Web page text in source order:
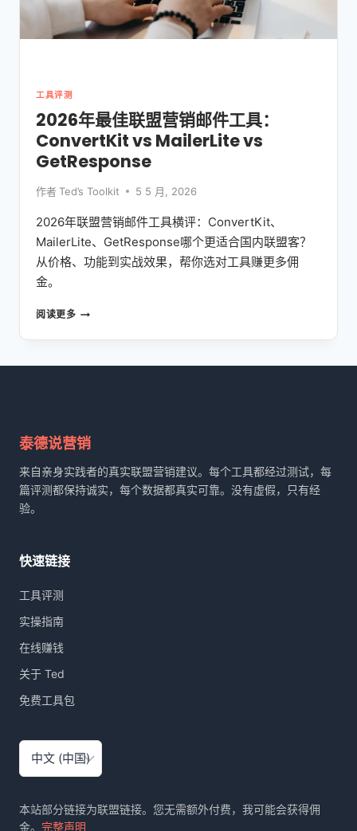
营
销
新
个
SEO
具？
工具评测
2026年最佳联盟营销邮件工具：
ConvertKit vs MailerLite vs
GetResponse
作者Ted’s Toolkit 5 5 月, 2026
2026年联盟营销邮件工具横评：ConvertKit、
MailerLite、GetResponse哪个更适合国内联盟客？
从价格、功能到实战效果，帮你选对工具赚更多佣
金。
阅读更多2026
最
邮
件
工
具：
泰德说营销
来自亲身实践者的真实联盟营销建议。每个工具都经过测试，每
篇评测都保持诚实，每个数据都真实可靠。没有虚假，只有经
验。
快速链接
工具评测
实操指南
在线赚钱
关于 Ted
免费工具包
选
言
本站部分链接为联盟链接。您无需额外付费，我可能会获得佣
金。 完整声明